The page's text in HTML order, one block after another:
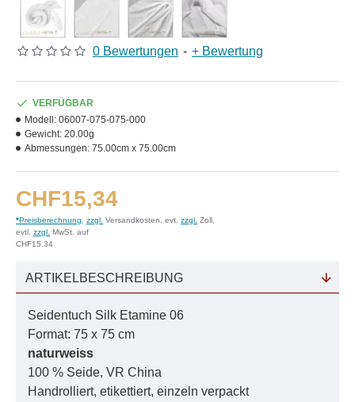
0 Bewertungen - + Bewertung
CHF15,34
*Preisberechnung zzgl. Versandkosten, evt. zzgl. Zoll,
evtl. zzgl. MwSt. auf
CHF15,34
VERFÜGBAR
Modell: 06007-075-075-000
Gewicht: 20.00g
Abmessungen: 75.00cm x 75.00cm
ARTIKELBESCHREIBUNG
Seidentuch Silk Etamine 06
Format: 75 x 75 cm
naturweiss
100 % Seide, VR China
Handrolliert, etikettiert, einzeln verpackt